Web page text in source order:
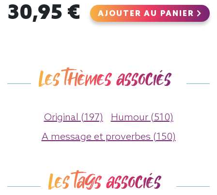
30,95 € AJOUTER AU PANIER
Les thèmes associés
Original (197)
Humour (510)
A message et proverbes (150)
Les tags associés